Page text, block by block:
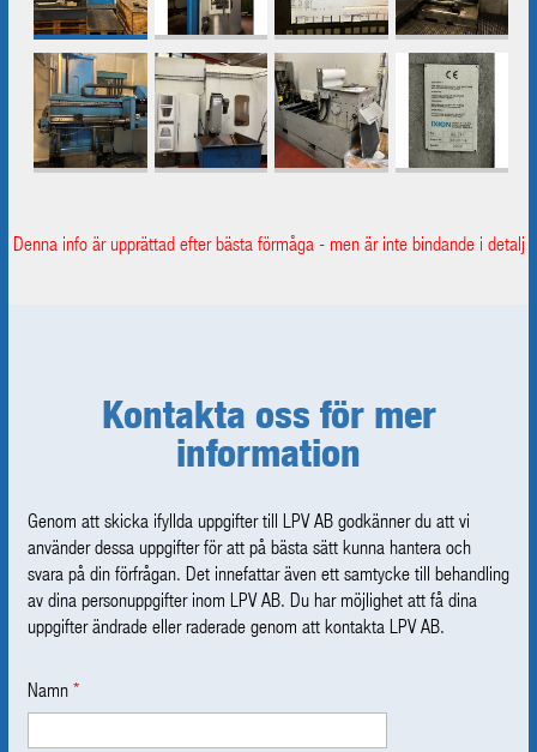
Denna info är upprättad efter bästa förmåga - men är inte bindande i detalj
Kontakta oss för mer
information
Genom att skicka ifyllda uppgifter till LPV AB godkänner du att vi
använder dessa uppgifter för att på bästa sätt kunna hantera och
svara på din förfrågan. Det innefattar även ett samtycke till behandling
av dina personuppgifter inom LPV AB. Du har möjlighet att få dina
uppgifter ändrade eller raderade genom att kontakta LPV AB.
Namn *